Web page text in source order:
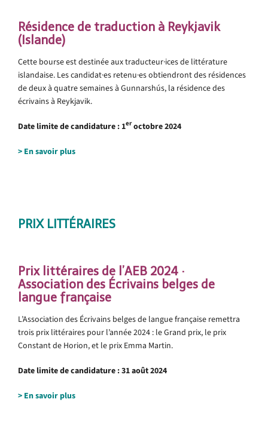
Résidence de traduction à Reykjavik
(Islande)
Cette bourse est destinée aux traducteur·ices de littérature
islandaise. Les candidat·es retenu·es obtiendront des résidences
de deux à quatre semaines à Gunnarshús, la résidence des
écrivains à Reykjavik.
Date limite de candidature : 1eroctobre 2024
> En savoir plus
PRIX LITTÉRAIRES
Prix littéraires de l’AEB 2024 ·
Association des Écrivains belges de
langue française
L’Association des Écrivains belges de langue française remettra
trois prix littéraires pour l’année 2024 : le Grand prix, le prix
Constant de Horion, et le prix Emma Martin.
Date limite de candidature : 31 août 2024
> En savoir plus